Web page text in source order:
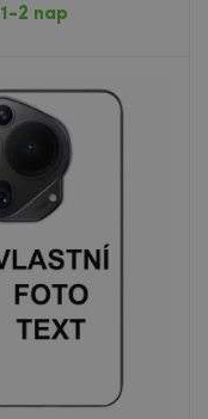
1-2 nap